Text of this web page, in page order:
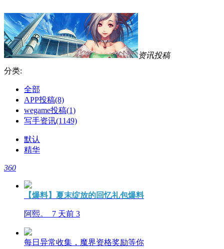
资讯投稿
分类:
全部
APP投稿(8)
wegame投稿(1)
写手资讯(1149)
默认
精华
360
【爆料】夏末绽放的回忆礼包爆料
阿熙。 7 天前 3
每日异常收集，魔界资格奖励等你